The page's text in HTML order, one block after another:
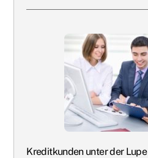
Kreditkunden unter der Lupe